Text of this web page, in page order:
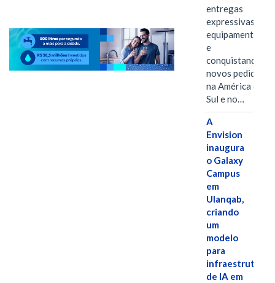
entregas
expressivas de
equipamentos
e
conquistando
novos pedidos
na América do
Sul e no…
A
Envision
inaugura
o Galaxy
Campus
em
Ulanqab,
criando
um
modelo
para
infraestrutura
de IA em